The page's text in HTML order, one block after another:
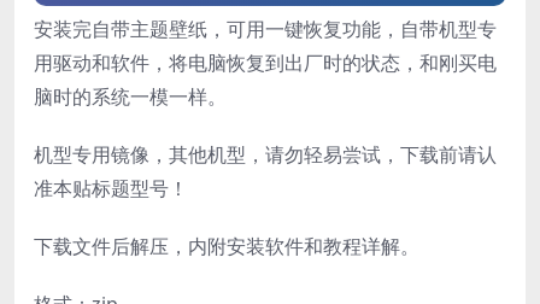
安装完自带主题壁纸，可用一键恢复功能，自带机型专
用驱动和软件，将电脑恢复到出厂时的状态，和刚买电
脑时的系统一模一样。
机型专用镜像，其他机型，请勿轻易尝试，下载前请认
准本贴标题型号！
下载文件后解压，内附安装软件和教程详解。